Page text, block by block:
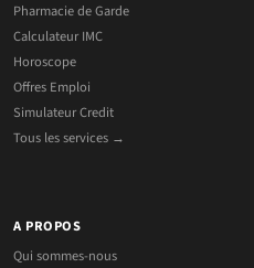
Pharmacie de Garde
Calculateur IMC
Horoscope
Offres Emploi
Simulateur Credit
Tous les services →
A PROPOS
Qui sommes-nous